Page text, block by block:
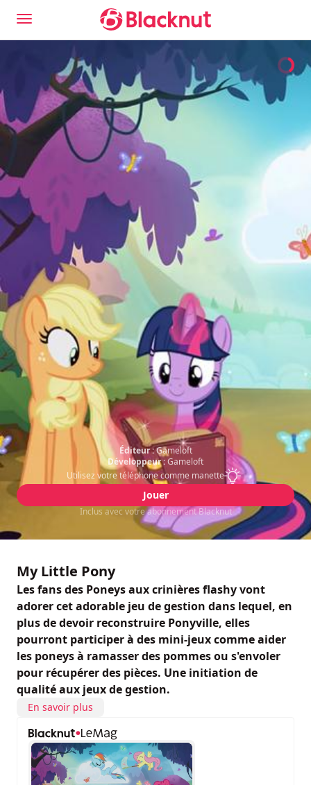
Éditeur :Gameloft
Développeur :Gameloft
Utilisez votre téléphone comme manette
Jouer
Inclus avec votre abonnement Blacknut
My Little Pony
Les fans des Poneys aux crinières flashy vont
adorer cet adorable jeu de gestion dans lequel, en
plus de devoir reconstruire Ponyville, elles
pourront participer à des mini-jeux comme aider
les poneys à ramasser des pommes ou s'envoler
pour récupérer des pièces. Une initiation de
qualité aux jeux de gestion.
En savoir plus